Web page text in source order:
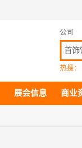
公司
热搜：
展会信息 商业